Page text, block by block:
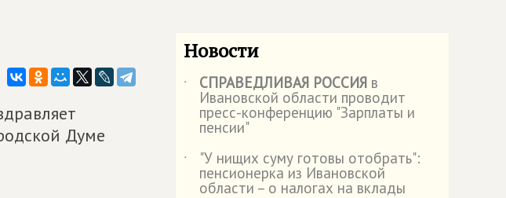
Думе
Новости
˙ СПРАВЕДЛИВАЯ РОССИЯ в
Ивановской области проводит
пресс-конференцию "Зарплаты и
пенсии"
˙
"У нищих суму готовы отобрать":
пенсионерка из Ивановской
области – о налогах на вклады